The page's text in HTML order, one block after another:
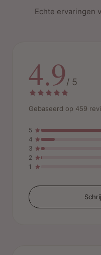
Echte ervaringen
4.9/ 5
Gebaseerd op 459
5
4
3
2
1